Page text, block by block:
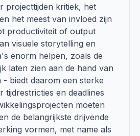
projecttijden kritiek, het
het meest van invloed zijn
productiviteit of output
visuele storytelling en
enorm helpen, zoals de
laten zien aan de hand van
biedt daarom een sterke
tijdrestricties en deadlines
moeten
de belangrijkste drijvende
vormen, met name als